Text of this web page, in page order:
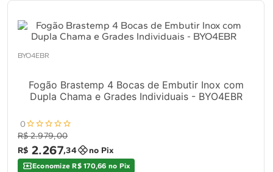
BYO4EBR
Fogão Brastemp 4 Bocas de Embutir Inox com
Dupla Chama e Grades Individuais - BYO4EBR
0
R$ 2.979,00
R$ 2.267,34 no Pix
Economize R$ 170,66 no Pix